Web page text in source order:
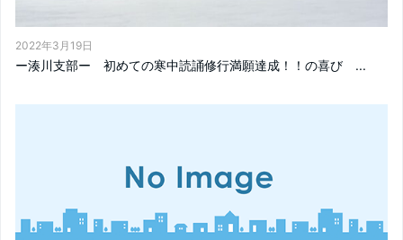
2022年3月19日
ー湊川支部ー 初めての寒中読誦修行満願達成！！の喜び ...